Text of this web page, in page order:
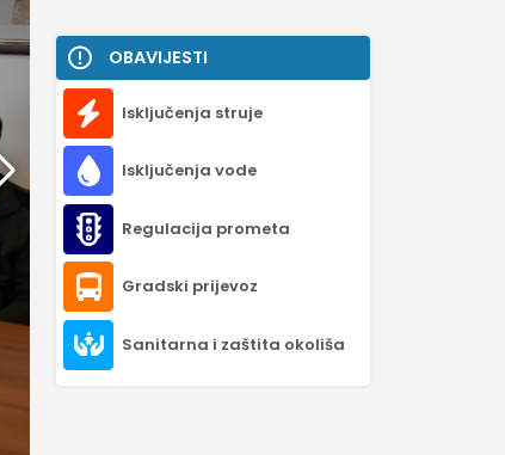
OBAVIJESTI
Isključenja struje
Isključenja vode
Regulacija prometa
Gradski prijevoz
Sanitarna i zaštita okoliša